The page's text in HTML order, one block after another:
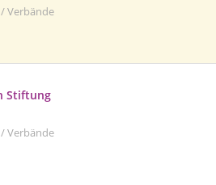
Verbände
Stiftung
Verbände